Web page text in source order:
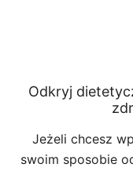
Odkryj
Jeżeli chcesz
swoim sposobie